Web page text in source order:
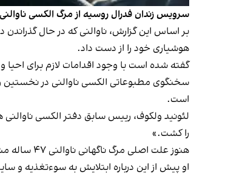
سرویس زندان فدرال روسیه از مرگ الکسی
بر اساس این گزارش، ناوالنی که در حال
هوشیاری خود را از دست داد.
گفته شده است با وجود اقدامات لازم برای احیا
سخنگوی مطبوعاتی الکسی ناوالنی در نخستین
است.
لئونید ولکوف، رییس سابق دفتر الکسی
را کشت.»
هنوز علت اصلی مرگ ناگهانی ناوالنی ۴۷ ساله مشخص نشده است.
او پیش از این درباره ابتلایش به سوءتغذیه و